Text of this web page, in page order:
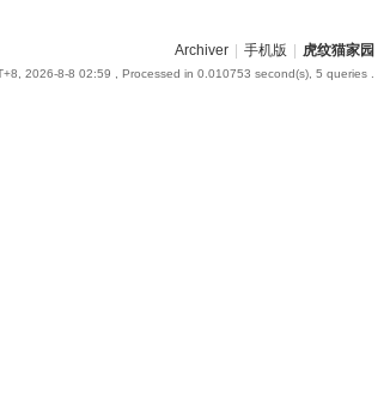
Archiver 手机版 虎纹猫家园
2026-8-8 02:59 , Processed in 0.010753 second(s), 5 queries .